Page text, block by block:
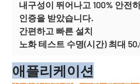
내구성이 뛰어나고 100% 안전
인증을 받았습니다.
간편하고 빠른 설치
노화 테스트 수명(시간) 최대
애플리케이션